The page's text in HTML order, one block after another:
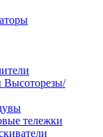
Высоторезы/
тележки